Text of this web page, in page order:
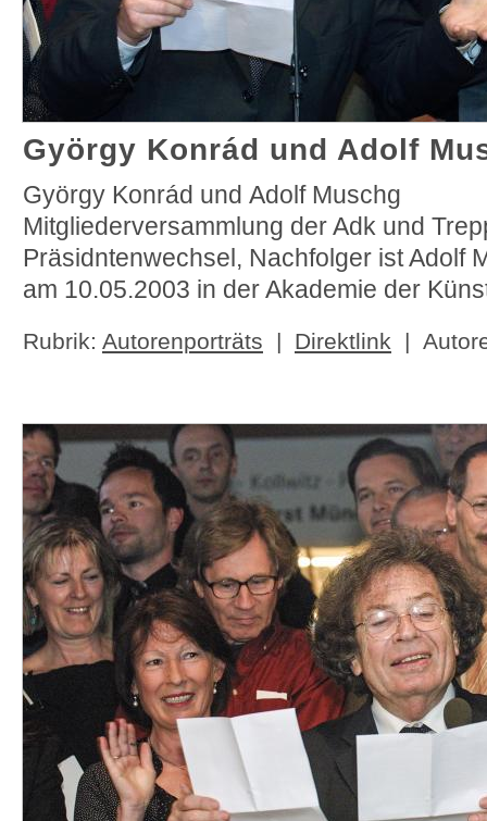
György Konrád und Adolf
György Konrád und Adolf Muschg
Mitgliederversammlung der Adk und
Präsidntenwechsel, Nachfolger ist Adolf
am 10.05.2003 in der Akademie der
Rubrik: Autorenporträts | Direktlink |